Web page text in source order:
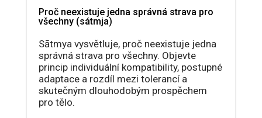
Proč neexistuje jedna správná strava pro
všechny (sátmja)
Sātmya vysvětluje, proč neexistuje jedna
správná strava pro všechny. Objevte
princip individuální kompatibility, postupné
adaptace a rozdíl mezi tolerancí a
skutečným dlouhodobým prospěchem
pro tělo.